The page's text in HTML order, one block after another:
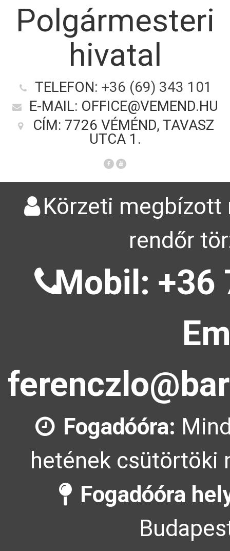
Polgármesteri
hivatal
TELEFON: +36 (69) 343 101
E-MAIL: OFFICE@VEMEND.HU
CÍM: 7726 VÉMÉND, TAVASZ
UTCA 1.
Körzeti megbízott
rendőr
Mobil: +36
Fogadóóra:
hetének csütörtöki
Fogadóóra